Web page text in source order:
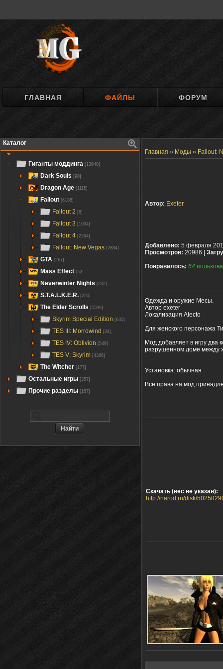
ГЛАВНАЯ ФАЙЛЫ ФОРУМ
Каталог
Гиганты моддинга [13940]
Dark Souls [90]
Dragon Age [1115]
Fallout [6188]
Fallout 2 [6]
Fallout 3 [1034]
Fallout 4 [2264]
Fallout: New Vegas [2884]
GTA [267]
Mass Effect [52]
Neverwinter Nights [232]
S.T.A.L.K.E.R. [220]
The Elder Scrolls [5599]
Skyrim Special Edition [630]
TES III: Morrowind [34]
TES IV: Oblivion [549]
TES V: Skyrim [4386]
The Witcher [177]
Остальные игры [357]
Прочие разделы [167]
Главная » Моды » Fallout:
Автор: Exeter
Добавлено: 5 февраля
Просмотров: 20986 |
Понравилось: 64
Одежда и оружие Месы.
Автор exeter
Локализация Alecto
Для женского персонажа
Мод добавляет в игру
разрушенном доме между
Установка: обычная
Все права на мод
Скачать (вес не указан):
http://narod.ru/disk/